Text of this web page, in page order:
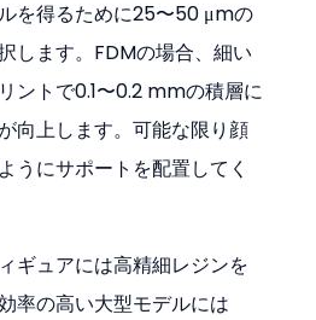
を得るために25〜50 μmの
します。FDMの場合、細い
ントで0.1〜0.2 mmの積層に
向上します。可能な限り顔
うにサポートを配置してく
ギュアには高精細レジンを
率の高い大型モデルには